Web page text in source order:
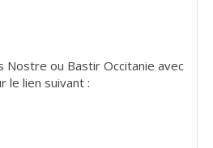
Nostre ou Bastir Occitanie avec
le lien suivant :